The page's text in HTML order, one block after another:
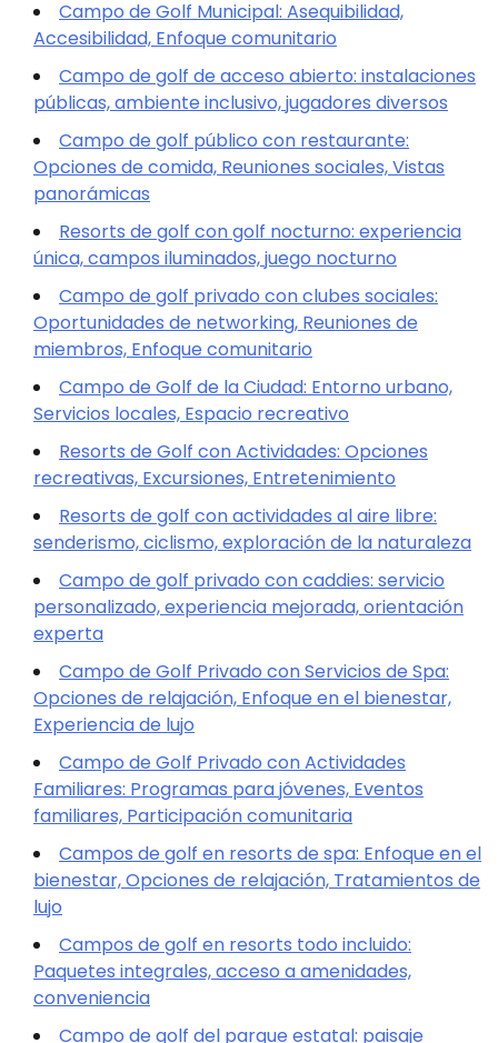
Campo de Golf Municipal: Asequibilidad,
Accesibilidad, Enfoque comunitario
Campo de golf de acceso abierto: instalaciones
públicas, ambiente inclusivo, jugadores diversos
Campo de golf público con restaurante:
Opciones de comida, Reuniones sociales, Vistas
panorámicas
Resorts de golf con golf nocturno: experiencia
única, campos iluminados, juego nocturno
Campo de golf privado con clubes sociales:
Oportunidades de networking, Reuniones de
miembros, Enfoque comunitario
Campo de Golf de la Ciudad: Entorno urbano,
Servicios locales, Espacio recreativo
Resorts de Golf con Actividades: Opciones
recreativas, Excursiones, Entretenimiento
Resorts de golf con actividades al aire libre:
senderismo, ciclismo, exploración de la naturaleza
Campo de golf privado con caddies: servicio
personalizado, experiencia mejorada, orientación
experta
Campo de Golf Privado con Servicios de Spa:
Opciones de relajación, Enfoque en el bienestar,
Experiencia de lujo
Campo de Golf Privado con Actividades
Familiares: Programas para jóvenes, Eventos
familiares, Participación comunitaria
Campos de golf en resorts de spa: Enfoque en el
bienestar, Opciones de relajación, Tratamientos de
lujo
Campos de golf en resorts todo incluido:
Paquetes integrales, acceso a amenidades,
conveniencia
Campo de golf del parque estatal: paisaje